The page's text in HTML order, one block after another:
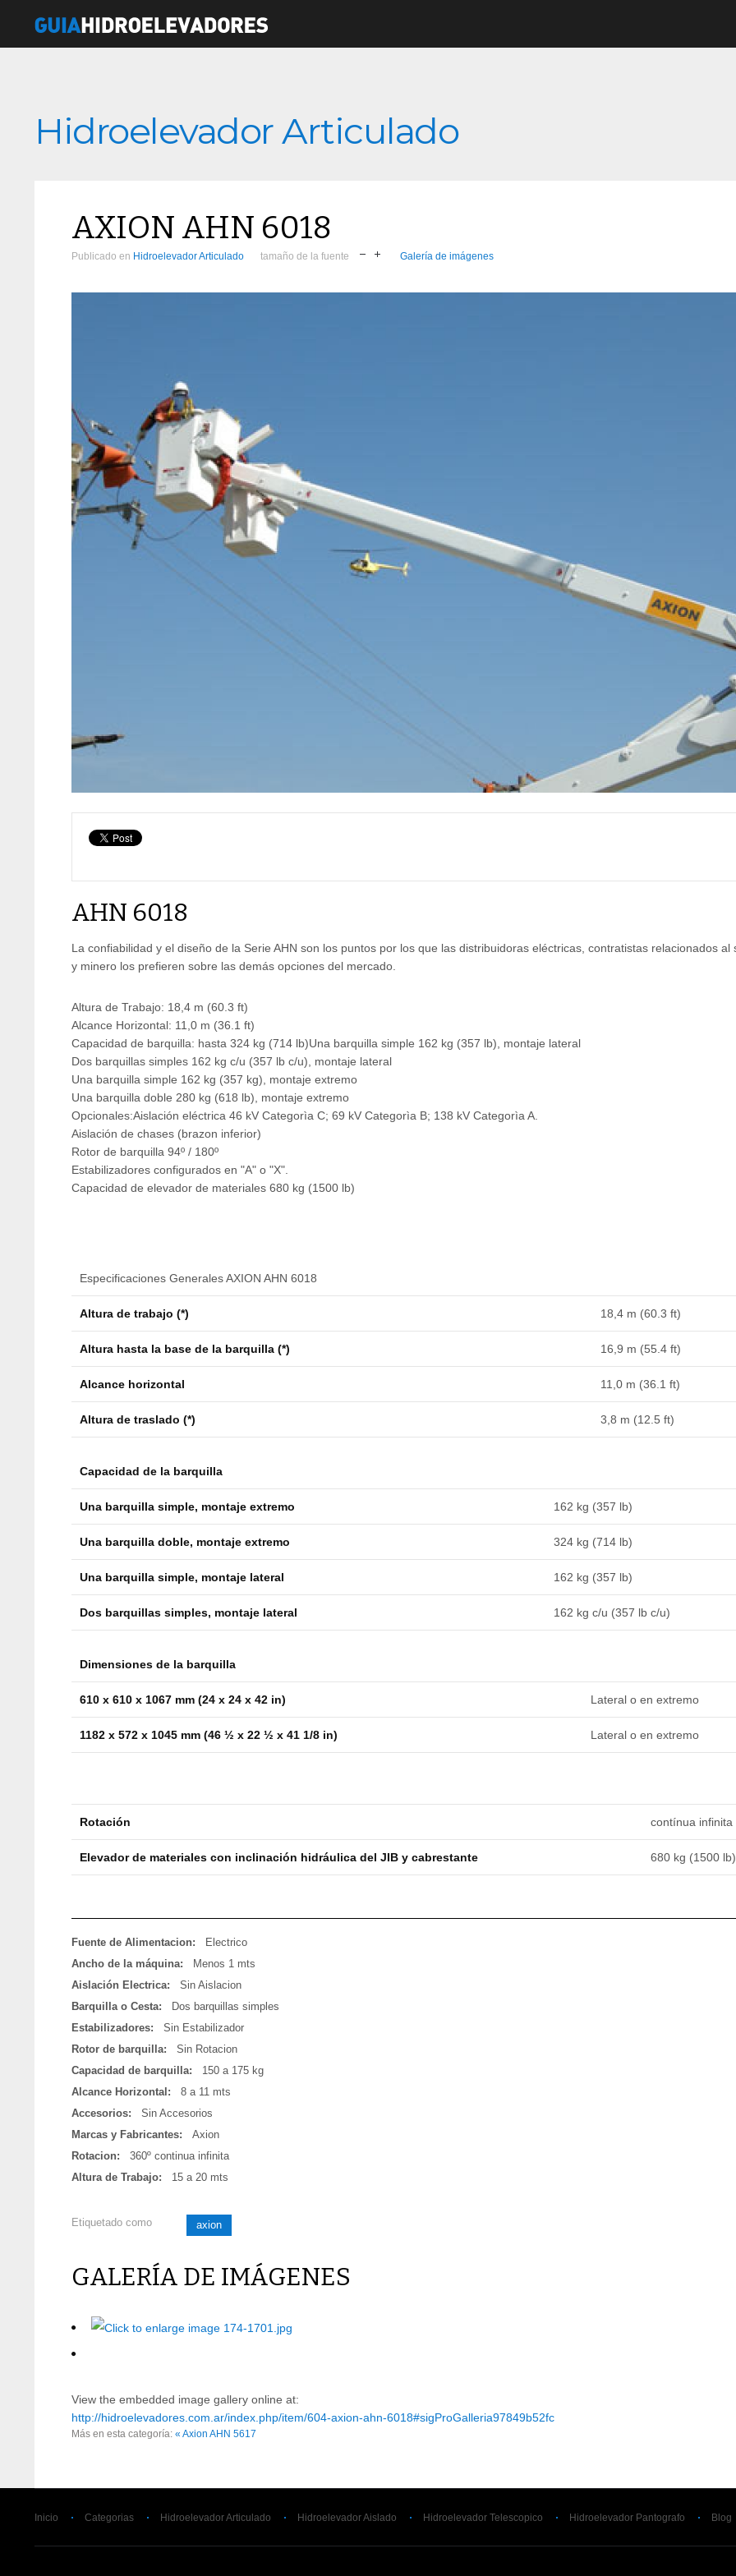
Hidroelevador Articulado
AXION AHN 6018
Publicado en Hidroelevador Articulado tamaño de la fuente Galería de imágenes
AHN 6018
La confiabilidad y el diseño de la Serie AHN son los puntos por los que las distribuidoras eléctricas, contratistas relacionados al
y minero los prefieren sobre las demás opciones del mercado.
Altura de Trabajo: 18,4 m (60.3 ft)
Alcance Horizontal: 11,0 m (36.1 ft)
Capacidad de barquilla: hasta 324 kg (714 lb)Una barquilla simple 162 kg (357 lb), montaje lateral
Dos barquillas simples 162 kg c/u (357 lb c/u), montaje lateral
Una barquilla simple 162 kg (357 kg), montaje extremo
Una barquilla doble 280 kg (618 lb), montaje extremo
Opcionales:Aislación eléctrica 46 kV Categorìa C; 69 kV Categorìa B; 138 kV Categorìa A.
Aislación de chases (brazon inferior)
Rotor de barquilla 94º / 180º
Estabilizadores configurados en "A" o "X".
Capacidad de elevador de materiales 680 kg (1500 lb)
Especificaciones Generales AXION AHN 6018
Altura de trabajo (*) 18,4 m (60.3 ft)
Altura hasta la base de la barquilla (*) 16,9 m (55.4 ft)
Alcance horizontal 11,0 m (36.1 ft)
Altura de traslado (*) 3,8 m (12.5 ft)
Capacidad de la barquilla
Una barquilla simple, montaje extremo 162 kg (357 lb)
Una barquilla doble, montaje extremo 324 kg (714 lb)
Una barquilla simple, montaje lateral 162 kg (357 lb)
Dos barquillas simples, montaje lateral 162 kg c/u (357 lb c/u)
Dimensiones de la barquilla
610 x 610 x 1067 mm (24 x 24 x 42 in) Lateral o en extremo
1182 x 572 x 1045 mm (46 ½ x 22 ½ x 41 1/8 in) Lateral o en extremo
Rotación contínua infinita
Elevador de materiales con inclinación hidráulica del JIB y cabrestante 680 kg (1500 lb)
Fuente de Alimentacion:
Electrico
Ancho de la máquina:
Menos 1 mts
Aislación Electrica:
Sin Aislacion
Barquilla o Cesta:
Dos barquillas simples
Estabilizadores:
Sin Estabilizador
Rotor de barquilla:
Sin Rotacion
Capacidad de barquilla:
150 a 175 kg
Alcance Horizontal:
8 a 11 mts
Accesorios:
Sin Accesorios
Marcas y Fabricantes:
Axion
Rotacion:
360º continua infinita
Altura de Trabajo:
15 a 20 mts
Etiquetado como axion
GALERÍA DE IMÁGENES
View the embedded image gallery online at:
http://hidroelevadores.com.ar/index.php/item/604-axion-ahn-6018#sigProGalleria97849b52fc
Más en esta categoría: « Axion AHN 5617
Inicio Categorias Hidroelevador Articulado Hidroelevador Aislado Hidroelevador Telescopico Hidroelevador Pantografo Blog